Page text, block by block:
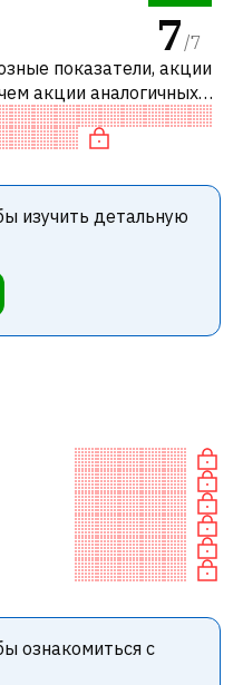
ознакомиться с
7/7
показатели, акции
акции аналогичных
недооценена по P/FCF.
изучить детальную